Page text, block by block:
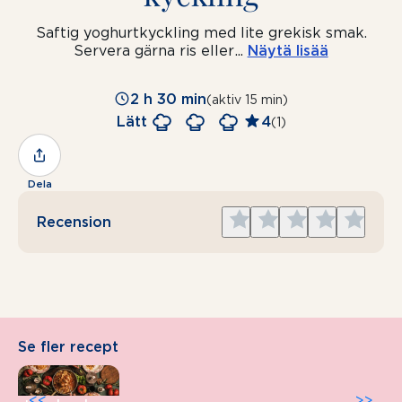
Saftig yoghurtkyckling med lite grekisk smak.
Servera gärna ris eller... Näytä lisää
2 h 30 min(aktiv 15 min)
Lätt 4(1)
Dela
Recension
Give
5
Give
4
Give
3
Give
2
Give
1
Se fler recept